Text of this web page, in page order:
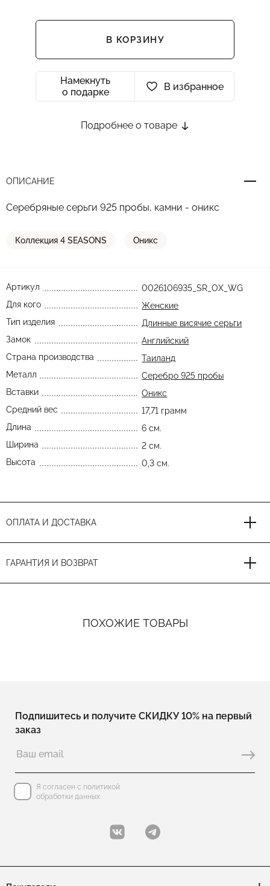
В КОРЗИНУ
Намекнуть
о подарке
В избранное
Подробнее о товаре
ОПИСАНИЕ
Серебряные серьги 925 пробы, камни - оникс
Коллекция 4 SEASONS Оникс
Артикул
0026106935_SR_OX_WG
Для кого
Женские
Тип изделия
Длинные висячие серьги
Замок
Английский
Страна производства
Таиланд
Металл
Серебро 925 пробы
Вставки
Оникс
Средний вес
17,71 грамм
Длина
6 см.
Ширина
2 см.
Высота
0,3 см.
ОПЛАТА И ДОСТАВКА
ГАРАНТИЯ И ВОЗВРАТ
ПОХОЖИЕ ТОВАРЫ
Подпишитесь и получите СКИДКУ 10% на первый
заказ
Я согласен с политикой
обработки данных